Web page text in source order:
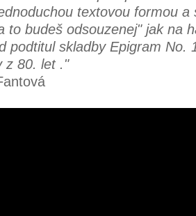
textovou formou a
to budeš odsouzenej" jak na
podtitul skladby Epigram No.
z 80. let ."